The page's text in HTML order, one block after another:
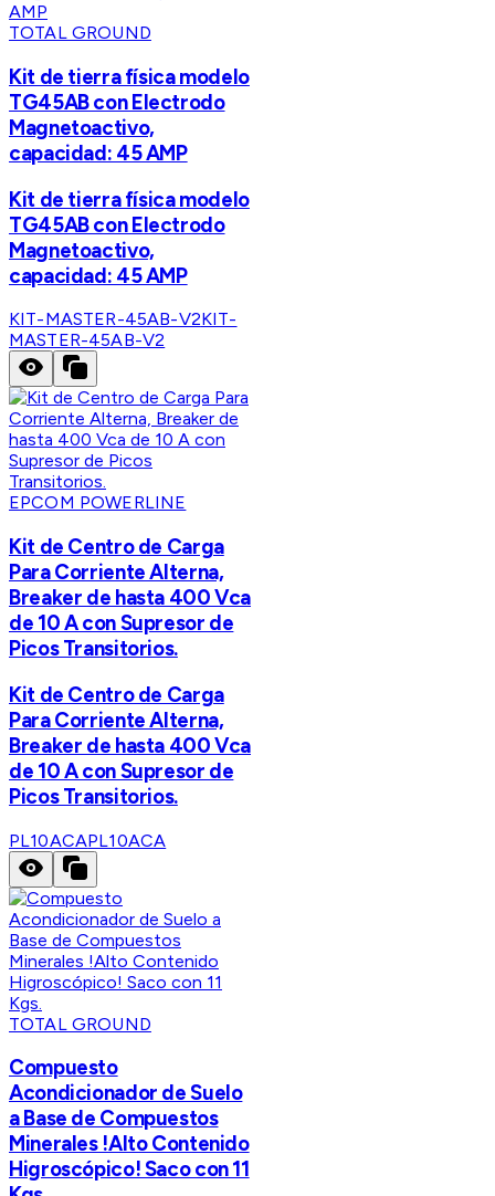
TOTAL GROUND
Kit de tierra física modelo
TG45AB con Electrodo
Magnetoactivo,
capacidad: 45 AMP
Kit de tierra física modelo
TG45AB con Electrodo
Magnetoactivo,
capacidad: 45 AMP
KIT-MASTER-45AB-V2KIT-
MASTER-45AB-V2
EPCOM POWERLINE
Kit de Centro de Carga
Para Corriente Alterna,
Breaker de hasta 400 Vca
de 10 A con Supresor de
Picos Transitorios.
Kit de Centro de Carga
Para Corriente Alterna,
Breaker de hasta 400 Vca
de 10 A con Supresor de
Picos Transitorios.
PL10ACAPL10ACA
TOTAL GROUND
Compuesto
Acondicionador de Suelo
a Base de Compuestos
Minerales !Alto Contenido
Higroscópico! Saco con 11